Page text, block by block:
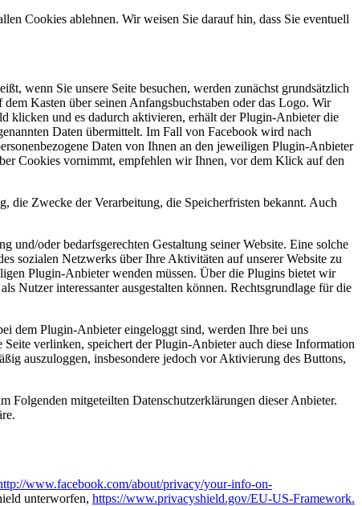
Cookies ablehnen. Wir weisen Sie darauf hin, dass Sie eventuell
wenn Sie unsere Seite besuchen, werden zunächst grundsätzlich
Kasten über seinen Anfangsbuchstaben oder das Logo. Wir
klicken und es dadurch aktivieren, erhält der Plugin-Anbieter die
Daten übermittelt. Im Fall von Facebook wird nach
Daten von Ihnen an den jeweiligen Plugin-Anbieter
Cookies vornimmt, empfehlen wir Ihnen, vor dem Klick auf den
die Zwecke der Verarbeitung, die Speicherfristen bekannt. Auch
oder bedarfsgerechten Gestaltung seiner Website. Eine solche
sozialen Netzwerks über Ihre Aktivitäten auf unserer Website zu
Plugin-Anbieter wenden müssen. Über die Plugins bietet wir
Nutzer interessanter ausgestalten können. Rechtsgrundlage für die
dem Plugin-Anbieter eingeloggt sind, werden Ihre bei uns
verlinken, speichert der Plugin-Anbieter auch diese Information
auszuloggen, insbesondere jedoch vor Aktivierung des Buttons,
mitgeteilten Datenschutzerklärungen dieser Anbieter.
www.facebook.com/about/privacy/your-info-on-
unterworfen, https://www.privacyshield.gov/EU-US-Framework.